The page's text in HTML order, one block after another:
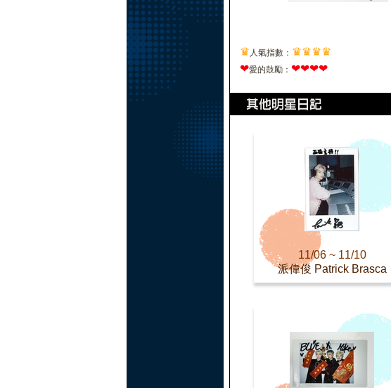
♛ 人氣指數： ♛♛♛♛
❤愛的鼓勵： ❤❤❤❤
11/06 ~ 11/10
派偉俊 Patrick Brasca